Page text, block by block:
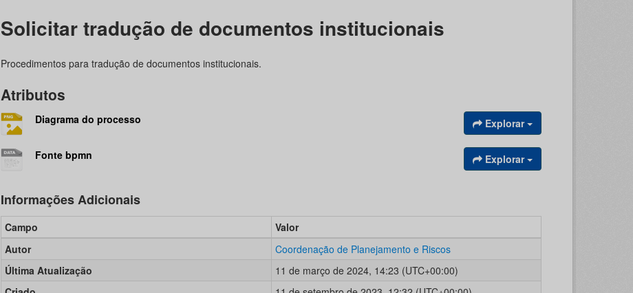
Solicitar tradução de documentos institucionais
Procedimentos para tradução de documentos institucionais.
Atributos
Diagrama do processo Explorar
Fonte bpmn Explorar
Informações Adicionais
Campo
Valor
Autor
Coordenação de Planejamento e Riscos
Última Atualização
11 de março de 2024, 14:23 (UTC+00:00)